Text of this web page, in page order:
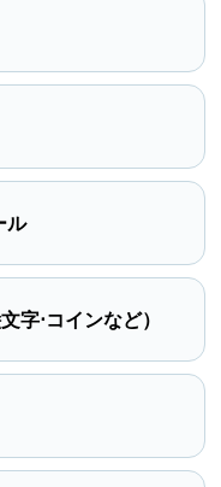
ル
字⋅コインなど）